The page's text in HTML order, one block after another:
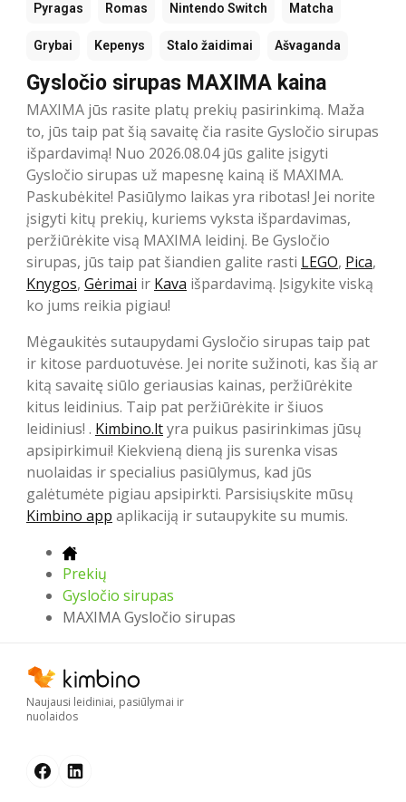
Pyragas Romas Nintendo Switch Matcha
Grybai Kepenys Stalo žaidimai Ašvaganda
Gysločio sirupas MAXIMA kaina
MAXIMA jūs rasite platų prekių pasirinkimą. Maža
to, jūs taip pat šią savaitę čia rasite Gysločio sirupas
išpardavimą! Nuo 2026.08.04 jūs galite įsigyti
Gysločio sirupas už mapesnę kainą iš MAXIMA.
Paskubėkite! Pasiūlymo laikas yra ribotas! Jei norite
įsigyti kitų prekių, kuriems vyksta išpardavimas,
peržiūrėkite visą MAXIMA leidinį. Be Gysločio
sirupas, jūs taip pat šiandien galite rasti LEGO, Pica,
Knygos, Gėrimai ir Kava išpardavimą. Įsigykite viską
ko jums reikia pigiau!
Mėgaukitės sutaupydami Gysločio sirupas taip pat
ir kitose parduotuvėse. Jei norite sužinoti, kas šią ar
kitą savaitę siūlo geriausias kainas, peržiūrėkite
kitus leidinius. Taip pat peržiūrėkite ir šiuos
leidinius! . Kimbino.ltyra puikus pasirinkimas jūsų
apsipirkimui! Kiekvieną dieną jis surenka visas
nuolaidas ir specialius pasiūlymus, kad jūs
galėtumėte pigiau apsipirkti. Parsisiųskite mūsų
Kimbino app aplikaciją ir sutaupykite su mumis.
Prekių
Gysločio sirupas
MAXIMA Gysločio sirupas
Naujausi leidiniai, pasiūlymai ir
nuolaidos